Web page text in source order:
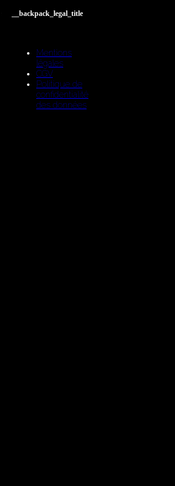
__backpack_legal_title
Mentions
légales
CGV
Politique de
confidentialité
des données